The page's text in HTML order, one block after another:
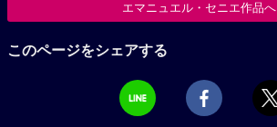
エマニュエル・セニエ作品へ
このページをシェアする